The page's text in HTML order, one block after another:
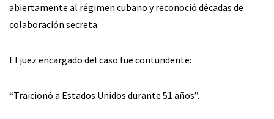
abiertamente al régimen cubano y reconoció décadas de
colaboración secreta.
El juez encargado del caso fue contundente:
“Traicionó a Estados Unidos durante 51 años”.